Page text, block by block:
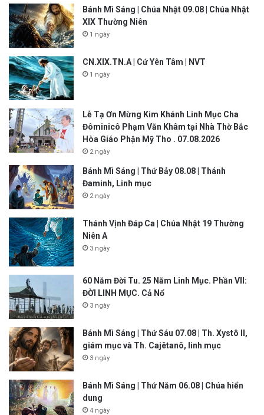
Bánh Mì Sáng | Chúa Nhật 09.08 | Chúa Nhật
XIX Thường Niên
1 ngày
CN.XIX.TN.A | Cứ Yên Tâm | NVT
1 ngày
Lễ Tạ Ơn Mừng Kim Khánh Linh Mục Cha
Đôminicô Phạm Văn Khâm tại Nhà Thờ Bắc
Hòa Giáo Phận Mỹ Tho . 07.08.2026
2 ngày
Bánh Mì Sáng | Thứ Bảy 08.08 | Thánh
Đaminh, Linh mục
2 ngày
Thánh Vịnh Đáp Ca | Chúa Nhật 19 Thường
Niên A
3 ngày
60 Năm Đời Tu. 25 Năm Linh Mục. Phần VII:
ĐỜI LINH MỤC. Cả Nổ
3 ngày
Bánh Mì Sáng | Thứ Sáu 07.08 | Th. Xystô II,
giám mục và Th. Cajêtanô, linh mục
3 ngày
Bánh Mì Sáng | Thứ Năm 06.08 | Chúa hiển
dung
4 ngày